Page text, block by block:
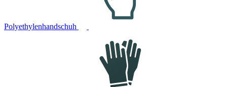
Polyethylenhandschuh